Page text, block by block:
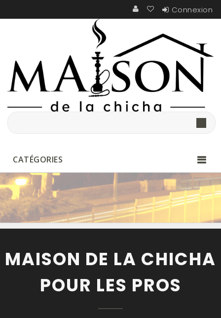
Connexion
CATÉGORIES
MAISON DE LA CHICHA
POUR LES PROS